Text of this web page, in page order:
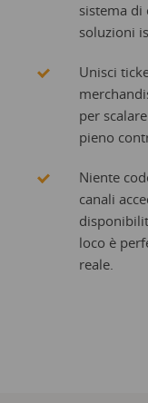
sistema di
soluzioni
Unisci
per
pieno
Niente
canali
loco è
reale.